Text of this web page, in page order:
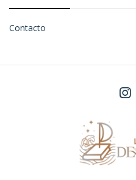
Contacto